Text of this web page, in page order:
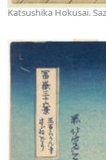
Katsushika Hokusai.